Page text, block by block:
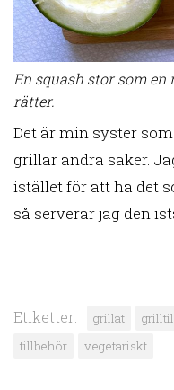
En squash stor som
rätter.
Det är min syster
grillar andra saker.
istället för att ha det
så serverar jag den
Etiketter: grillat
tillbehör
vegetariskt